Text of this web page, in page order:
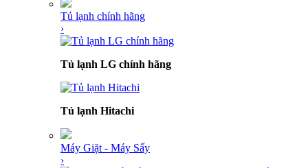
Tủ lạnh chính hãng
›
Tủ lạnh LG chính hãng
Tủ lạnh Hitachi
Máy Giặt - Máy Sấy
›